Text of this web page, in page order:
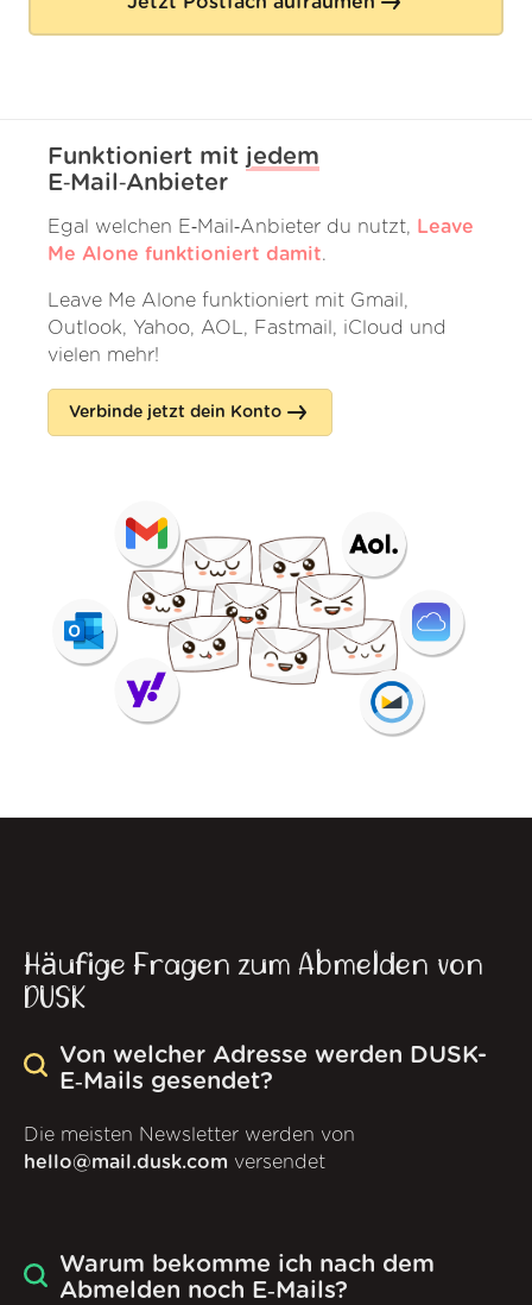
Funktioniert mit jedem
E‑Mail‑Anbieter
Egal welchen E‑Mail‑Anbieter du nutzt,
Leave
Me Alone funktioniert damit.
Leave Me Alone funktioniert mit Gmail,
Outlook, Yahoo, AOL, Fastmail, iCloud und
vielen mehr!
Verbinde jetzt dein Konto
Häufige Fragen zum Abmelden von
DUSK
Von welcher Adresse werden DUSK-
E‑Mails gesendet?
Die meisten Newsletter werden von
hello@mail.dusk.com versendet
Warum bekomme ich nach dem
Abmelden noch E‑Mails?